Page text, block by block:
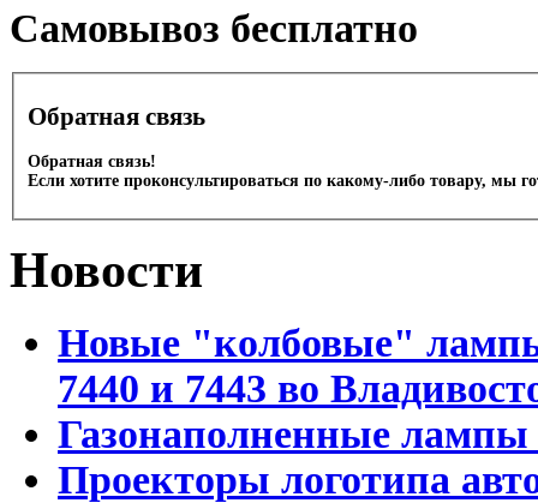
Cамовывоз бесплатно
Обратная связь
Обратная связь!
Если хотите проконсультироваться по какому-либо товару, мы
Новости
Новые "колбовые"
7440 и 7443 во
Газонаполненные лампы
Проекторы логотипа